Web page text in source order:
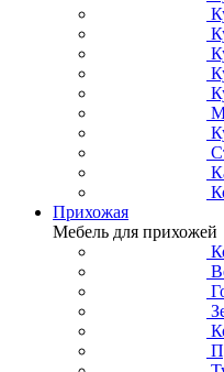
Прихожая
Мебель для прихожей